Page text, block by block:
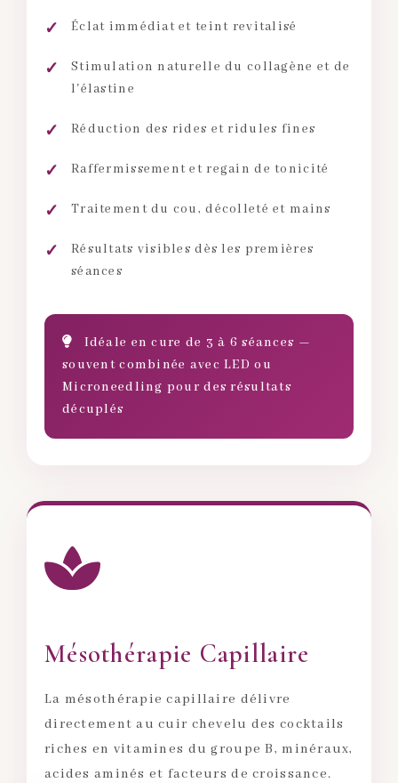
Éclat immédiat et teint revitalisé
Stimulation naturelle du collagène et de
l'élastine
Réduction des rides et ridules fines
Raffermissement et regain de tonicité
Traitement du cou, décolleté et mains
Résultats visibles dès les premières
séances
Idéale en cure de 3 à 6 séances —
souvent combinée avec LED ou
Microneedling pour des résultats
décuplés
Mésothérapie Capillaire
La mésothérapie capillaire délivre
directement au cuir chevelu des cocktails
riches en vitamines du groupe B, minéraux,
acides aminés et facteurs de croissance.